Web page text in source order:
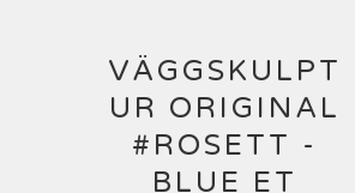
VÄGGSKULPT
UR ORIGINAL
#ROSETT -
BLUE ET